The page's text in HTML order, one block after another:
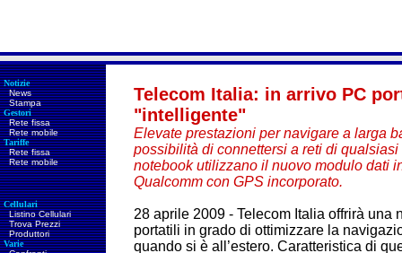
Notizie
News
Stampa
Gestori
Rete fissa
Rete mobile
Tariffe
Rete fissa
Rete mobile
Cellulari
Listino Cellulari
Trova Prezzi
Produttori
Varie
Telecom Italia: in arrivo PC
"intelligente"
Elevate prestazioni per navigare a larga
possibilità di connettersi a reti di
notebook utilizzano il nuovo modulo dati
Qualcomm con GPS incorporato.
28 aprile 2009 - Telecom Italia offrirà una
portatili in grado di ottimizzare la
quando si è all’estero. Caratteristica di